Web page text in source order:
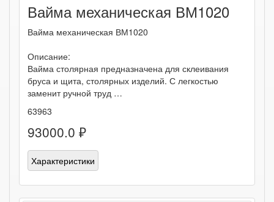
Вайма механическая ВМ1020
Вайма механическая ВМ1020
Описание:
Вайма столярная предназначена для склеивания
бруса и щита, столярных изделий. С легкостью
заменит ручной труд …
63963
93000.0 ₽
Характеристики